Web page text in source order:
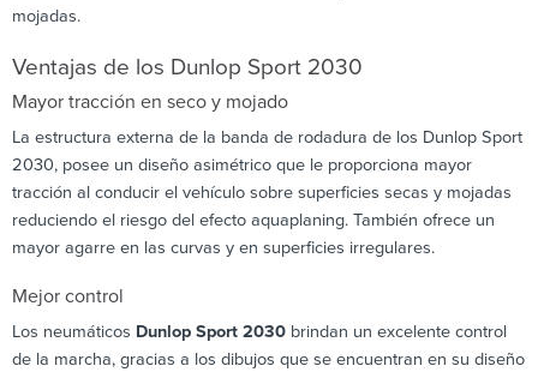
mojadas.
Ventajas de los Dunlop Sport 2030
Mayor tracción en seco y mojado
La estructura externa de la banda de rodadura de los Dunlop Sport
2030, posee un diseño asimétrico que le proporciona mayor
tracción al conducir el vehículo sobre superficies secas y mojadas
reduciendo el riesgo del efecto aquaplaning. También ofrece un
mayor agarre en las curvas y en superficies irregulares.
Mejor control
Los neumáticos Dunlop Sport 2030 brindan un excelente control
de la marcha, gracias a los dibujos que se encuentran en su diseño